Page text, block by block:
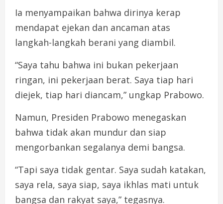
Ia menyampaikan bahwa dirinya kerap
mendapat ejekan dan ancaman atas
langkah-langkah berani yang diambil.
“Saya tahu bahwa ini bukan pekerjaan
ringan, ini pekerjaan berat. Saya tiap hari
diejek, tiap hari diancam,” ungkap Prabowo.
Namun, Presiden Prabowo menegaskan
bahwa tidak akan mundur dan siap
mengorbankan segalanya demi bangsa.
“Tapi saya tidak gentar. Saya sudah katakan,
saya rela, saya siap, saya ikhlas mati untuk
bangsa dan rakyat saya,” tegasnya.